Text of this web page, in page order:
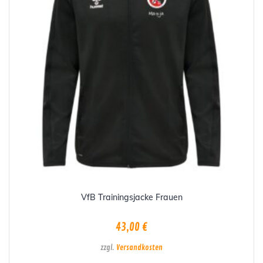
VfB Trainingsjacke Frauen
43,00€
zzgl. Versandkosten